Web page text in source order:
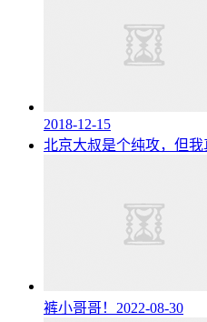
2018-12-15
北京大叔是个纯攻，但
裤小哥哥！ 2022-08-30